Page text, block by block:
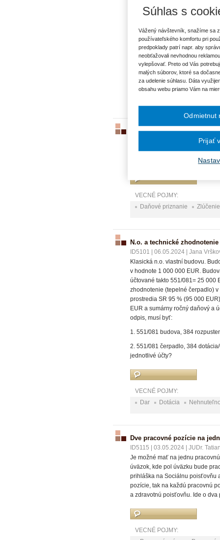
účely (nie na bývanie).
ktoré vyslovene súvisia s
koeficient použiť plošne na
používania koeficientu, ako je
VECNÉ POJMY:
Daňové priznanie
Ing.
Môže daňový subjekt, ktorý bol
zmysle § 49 odst. 3 písm a)?
VECNÉ POJMY:
Daňové priznanie
N.o. a technické
ID5101 06.05.2024
Jana
Klasická n.o. vlastní budovu.
v hodnote 1 000 000 EUR.
účtované takto 551/081= 25 000
zhodnotenie (tepelné čerpadlo)
prostredia SR 95 % (95 000
EUR a sumárny ročný daňový a
odpis, musí byť:
1. 551/081 budova, 384
2. 551/081 čerpadlo, 384
jednotlivé účty?
VECNÉ POJMY:
Dar
Dotácia
Dve pracovné pozície na
ID5115 03.05.2024
JUDr.
Je možné mať na jednu
úväzok, kde pol úväzku bude
prihláška na Sociálnu poisťovňu
pozície, tak na každú pracovnú
a zdravotnú poisťovňu. Ide o
VECNÉ POJMY:
Súhlas s
Vážený návštevník, snažíme sa
používateľského komfortu pri
predpoklady patrí napr. aby
neobťažovali nevhodnou
vylepšovať. Preto od Vás
malých súborov, ktoré sa
za udelenie súhlasu. Dáta
obsahu webu priamo Vám na
Odmietnut
Prijať